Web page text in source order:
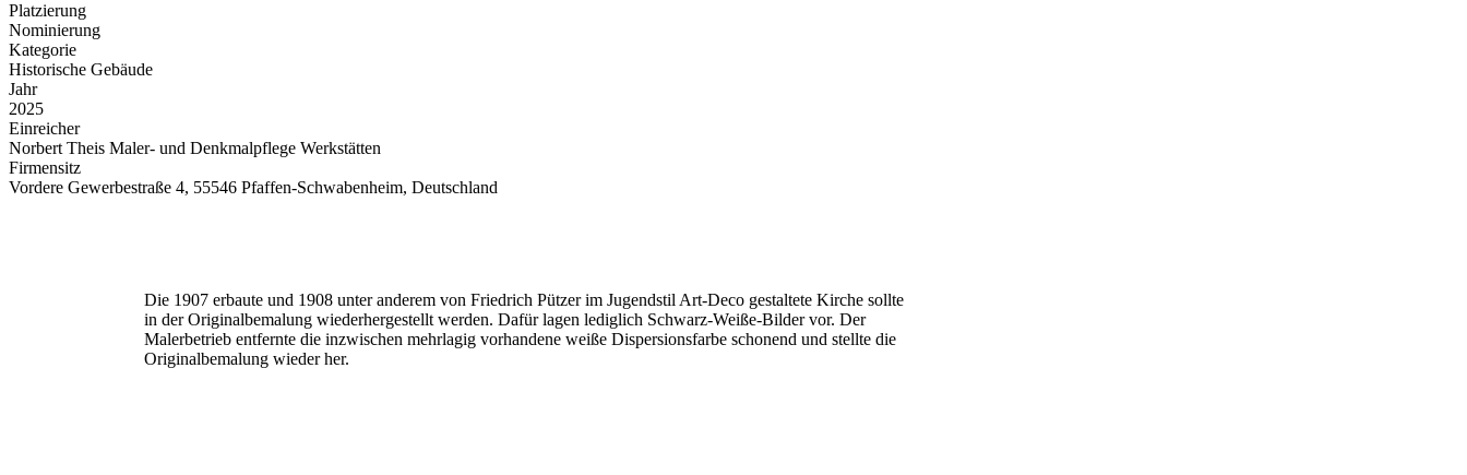
Platzierung
Nominierung
Kategorie
Historische Gebäude
Jahr
2025
Einreicher
Norbert Theis Maler- und Denkmalpflege Werkstätten
Firmensitz
Vordere Gewerbestraße 4, 55546 Pfaffen-Schwabenheim, Deutschland
Die 1907 erbaute und 1908 unter anderem von Friedrich Pützer im Jugendstil Art-Deco gestaltete Kirche sollte
in der Originalbemalung wiederhergestellt werden. Dafür lagen lediglich Schwarz-Weiße-Bilder vor. Der
Malerbetrieb entfernte die inzwischen mehrlagig vorhandene weiße Dispersionsfarbe schonend und stellte die
Originalbemalung wieder her.